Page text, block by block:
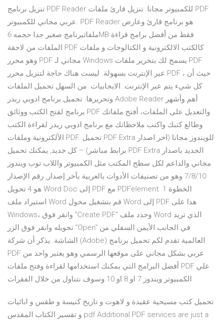
تنزيل برنامج PDF Reader للكمبيوتر مجانا. تنزيل قارئ ملفات PDF
عربي مجاني للكمبيوتر. PDF Reader هو برنامج قارئ وعارض
ملفاتبرنامج صغير جدا حجمه 6MB فقط من أفضل برامج قراءة
الملفات من لاحقة PDF كالكتب الالكترونية و الكتالوجات و ملفات
وهو محرر PDF مجاني لـ Windows يسمح لك بتحرير ملفات PDF
عبر الإنترنت بسهولة. ليست هناك حاجة لتنزيل محرر PDF ، حيث أن
كل شيء يتم عبر الإنترنت. الايجابيات. من السهل تحميل الملفات
وتحريرها. تحميل برنامج ادوبي ريدر Adobe Reader أهم وأشهر
برنامج لفتح الكتب ووثائق PDF والتعديل على الملفات، أفتح ملفاتك
وطالع كتبك واكتب ملاحظاتك مع برنامج ادوبي ريدر لقراءة الكتب
الألكترونية وملفات PDF. تحميل PDF Extra للويندوز مجانا (اخر اصدار
برابط مباشر) – كل جديد, يمكنك تحميل PDF Extra الجديد باصدار
مجاني والداعم لكل سطح المكتب مثل الكمبيوتر واللاب توب ويندوز
7/8/10 وهو من تصنيفات الأدوات بالعربية بآخر إصدار, رقم الإصدار
هو 4 تحويل Word Doc إلى PDF مع PDFelement الخطوة 1.
استيراد ملف Word قم بتشغيل محول Word إلى PDF هذا على
Windows، وانقر فوق "Create PDF" وحدد ملف Word الذي تريد
تحويله وانقر فوق الزر "Open" في الجانب الأيمن السفلي من
الشاشة. يذكر أن شركة (Adobe) العالمية تقدم لكم تحميل برنامج
PDF عربي بشكل مجاني على موقعها الرسمي وهو يعتبر واحد من
أفضل البرامج التي يمكنك استخدامها لقراءة وفتح ملفات PDF علي
الكمبيوتر ويندوز 7 او 8 او 10 وسوف نتناول من خلال الفقرات
تحميل كتب مسيحية عقيدة و لاهوت و تاريخ كنيسة و طقس و ابائيات
و تفسير الكتاب المقدس pdf Additional PDF services are just a